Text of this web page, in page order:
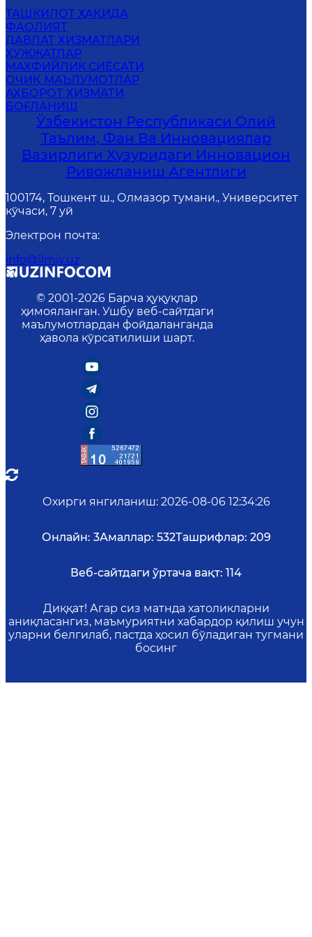
ТАШКИЛОТ ҲАҚИДА
ФАОЛИЯТ
ДАВЛАТ ХИЗМАТЛАРИ
ҲУЖЖАТЛАР
MАХФИЙЛИК СИЁСАТИ
ОЧИҚ МАЪЛУМОТЛАР
АХБОРОТ ХИЗМАТИ
БОҒЛАНИШ
Ўзбекистон Республикаси Олий
Таълим, Фан Ва Инновациялар
Вазирлиги Ҳузуридаги Инновацион
Ривожланиш Агентлиги
100174, Тошкент ш., Олмазор тумани., Университет
кўчаси, 7 уй
Электрон почта:
info@ilmiy.uz
© 2001-2026 Барча ҳуқуқлар
ҳимояланган. Ушбу веб-сайтдаги
маълумотлардан фойдаланганда
ҳавола кўрсатилиши шарт.
Охирги янгиланиш: 2026-08-06 12:34:26
Онлайн: 3Амаллар: 532Ташрифлар: 209
Веб-сайтдаги ўртача вақт: 114
Диққат! Агар сиз матнда хатоликларни
аниқласангиз, маъмуриятни хабардор қилиш учун
уларни белгилаб, пастда ҳосил бўладиган тугмани
босинг